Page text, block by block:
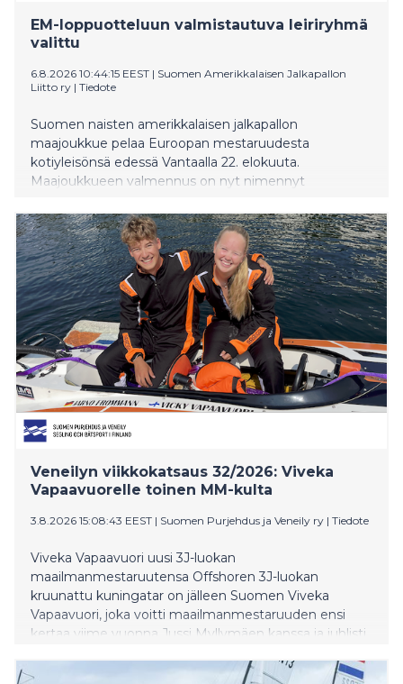
EM-loppuotteluun valmistautuva leiriryhmä
valittu
6.8.2026 10:44:15 EEST | Suomen Amerikkalaisen Jalkapallon
Liitto ry | Tiedote
Suomen naisten amerikkalaisen jalkapallon
maajoukkue pelaa Euroopan mestaruudesta
kotiyleisönsä edessä Vantaalla 22. elokuuta.
Maajoukkueen valmennus on nyt nimennyt
loppuotteluun.
Veneilyn viikkokatsaus 32/2026: Viveka
Vapaavuorelle toinen MM-kulta
3.8.2026 15:08:43 EEST | Suomen Purjehdus ja Veneily ry | Tiedote
Viveka Vapaavuori uusi 3J-luokan
maailmanmestaruutensa Offshoren 3J-luokan
kruunattu kuningatar on jälleen Suomen Viveka
Vapaavuori, joka voitti maailmanmestaruuden ensi
kertaa viime vuonna Jussi Myllymäen kanssa ja juhlisti
saksalaisen Jarno Frommannin kanssa. -Onhan tämä